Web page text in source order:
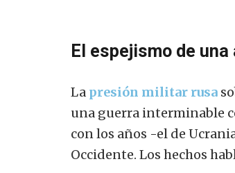
El espejismo de una
La presión militar rusa
una guerra interminable
con los años -el de
Occidente. Los hechos